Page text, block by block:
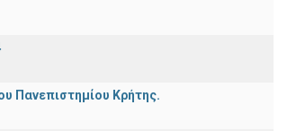
Πανεπιστημίου Κρήτης.